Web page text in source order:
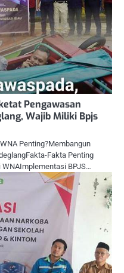
Pengawasan
Wajib Miliki Bpjs
Penting?Membangun
Fakta Penting
BPJS…